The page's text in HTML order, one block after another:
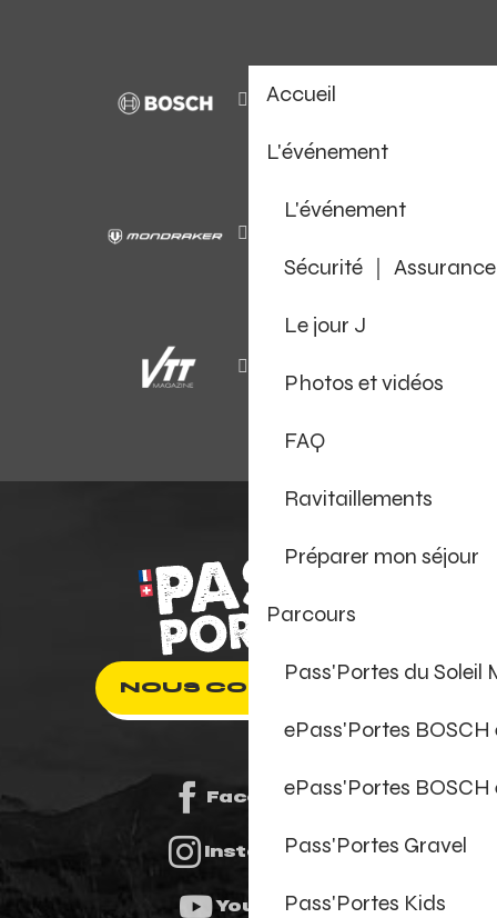
Accueil
L'événement
L'événement
Sécurité ｜ Assurance
Le jour J
Photos et vidéos
FAQ
Ravitaillements
Préparer mon séjour
Parcours
Pass'Portes du Soleil
ePass'Portes
ePass'Portes
Pass'Portes Gravel
Pass'Portes Kids
NOUS CONTACTER
Facebook
Instagram
Youtube